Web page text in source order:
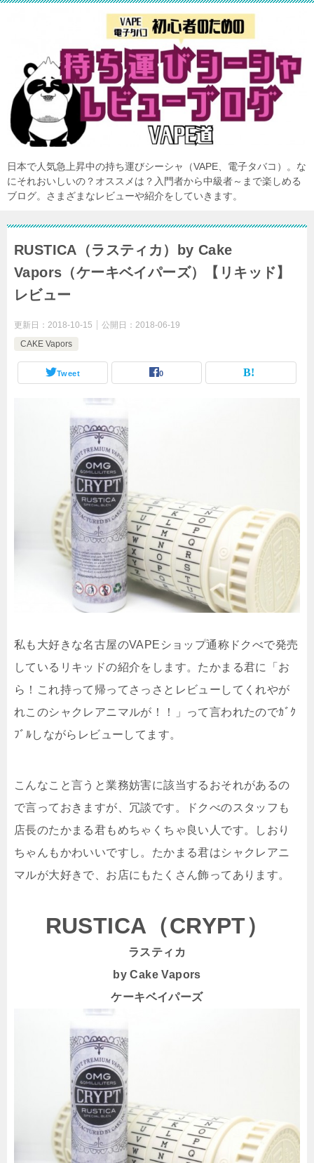
日本で人気急上昇中の持ち運びシーシャ（VAPE、電子タバコ）。な
にそれおいしいの？オススメは？入門者から中級者～まで楽しめる
ブログ。さまざまなレビューや紹介をしていきます。
RUSTICA（ラスティカ）by Cake
Vapors（ケーキベイパーズ）【リキッド】
レビュー
更新日： 2018-10-15 公開日： 2018-06-19
CAKE Vapors
Tweet 0
私も大好きな名古屋のVAPEショップ通称ドクべで発売
しているリキッドの紹介をします。たかまる君に「お
ら！これ持って帰ってさっさとレビューしてくれやが
れこのシャクレアニマルが！！」って言われたのでｶﾞｸ
ﾌﾞﾙしながらレビューしてます。
こんなこと言うと業務妨害に該当するおそれがあるの
で言っておきますが、冗談です。ドクべのスタッフも
店長のたかまる君もめちゃくちゃ良い人です。しおり
ちゃんもかわいいですし。たかまる君はシャクレアニ
マルが大好きで、お店にもたくさん飾ってあります。
RUSTICA（CRYPT）
ラスティカ
by Cake Vapors
ケーキベイパーズ